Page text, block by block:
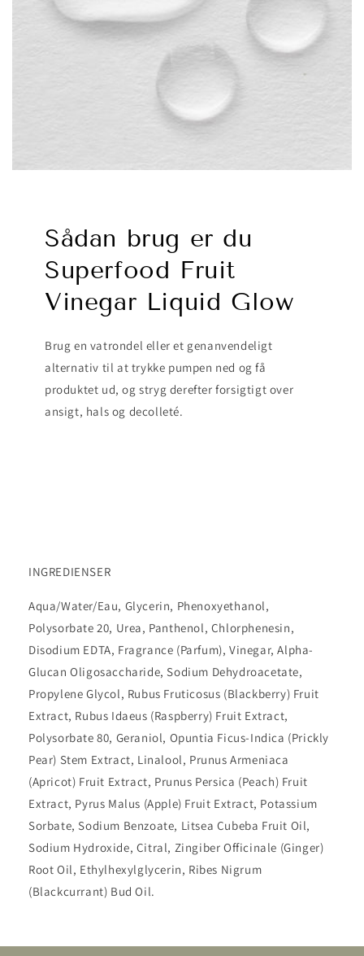
Sådan brug er du
Superfood Fruit
Vinegar Liquid Glow
Brug en vatrondel eller et genanvendeligt
alternativ til at trykke pumpen ned og få
produktet ud, og stryg derefter forsigtigt over
ansigt, hals og decolleté.
INGREDIENSER
Aqua/Water/Eau, Glycerin, Phenoxyethanol,
Polysorbate 20, Urea, Panthenol, Chlorphenesin,
Disodium EDTA, Fragrance (Parfum), Vinegar, Alpha-
Glucan Oligosaccharide, Sodium Dehydroacetate,
Propylene Glycol, Rubus Fruticosus (Blackberry) Fruit
Extract, Rubus Idaeus (Raspberry) Fruit Extract,
Polysorbate 80, Geraniol, Opuntia Ficus-Indica (Prickly
Pear) Stem Extract, Linalool, Prunus Armeniaca
(Apricot) Fruit Extract, Prunus Persica (Peach) Fruit
Extract, Pyrus Malus (Apple) Fruit Extract, Potassium
Sorbate, Sodium Benzoate, Litsea Cubeba Fruit Oil,
Sodium Hydroxide, Citral, Zingiber Officinale (Ginger)
Root Oil, Ethylhexylglycerin, Ribes Nigrum
(Blackcurrant) Bud Oil.